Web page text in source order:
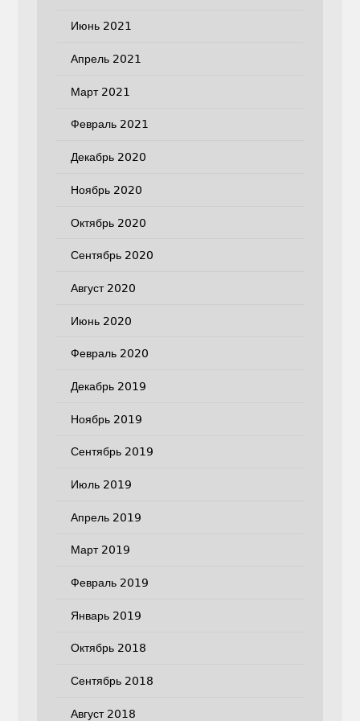
Июнь 2021
Апрель 2021
Март 2021
Февраль 2021
Декабрь 2020
Ноябрь 2020
Октябрь 2020
Сентябрь 2020
Август 2020
Июнь 2020
Февраль 2020
Декабрь 2019
Ноябрь 2019
Сентябрь 2019
Июль 2019
Апрель 2019
Март 2019
Февраль 2019
Январь 2019
Октябрь 2018
Сентябрь 2018
Август 2018